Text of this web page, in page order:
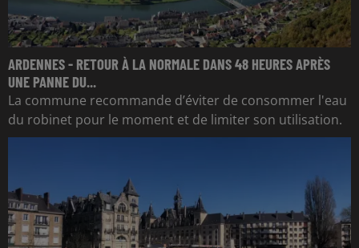
ARDENNES - RETOUR À LA NORMALE DANS 48 HEURES APRÈS
UNE PANNE DU...
La commune recommande d’éviter de consommer l'eau
du robinet pour le moment et de limiter son utilisation.